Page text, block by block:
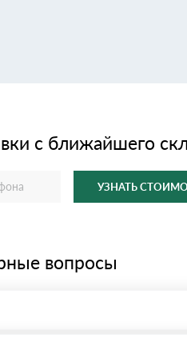
с ближайшего
УЗНАТЬ
вопросы